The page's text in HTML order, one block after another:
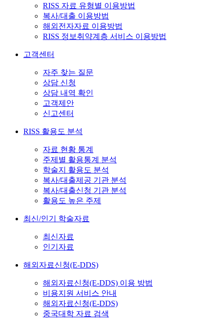
RISS 자료 유형별 이용방법
복사/대출 이용방법
해외전자자료 이용방법
RISS 정보취약계층 서비스 이용방법
고객센터
자주 찾는 질문
상담 신청
상담 내역 확인
고객제안
신고센터
RISS 활용도 분석
자료 현황 통계
주제별 활용통계 분석
학술지 활용도 분석
복사/대출제공 기관 분석
복사/대출신청 기관 분석
활용도 높은 주제
최신/인기 학술자료
최신자료
인기자료
해외자료신청(E-DDS)
해외자료신청(E-DDS) 이용 방법
비용지원 서비스 안내
해외자료신청(E-DDS)
중국대학 자료 검색